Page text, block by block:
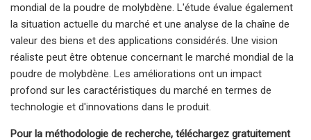
mondial de la poudre de molybdène. L'étude évalue également
la situation actuelle du marché et une analyse de la chaîne de
valeur des biens et des applications considérés. Une vision
réaliste peut être obtenue concernant le marché mondial de la
poudre de molybdène. Les améliorations ont un impact
profond sur les caractéristiques du marché en termes de
technologie et d'innovations dans le produit.
Pour la méthodologie de recherche, téléchargez gratuitement